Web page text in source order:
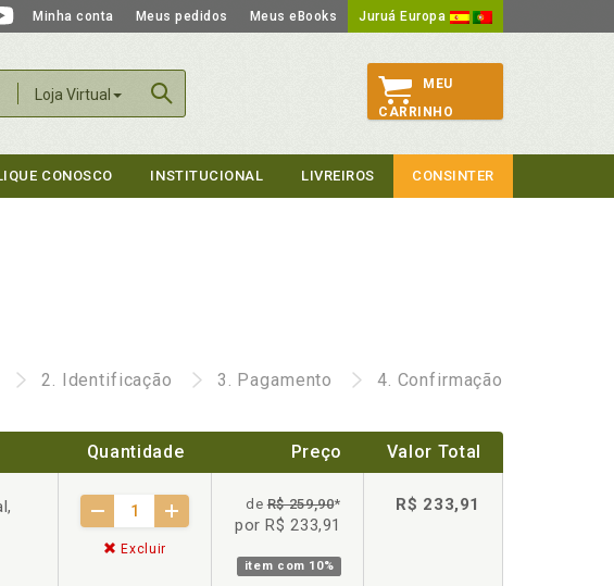
Minha conta Meus pedidos Meus eBooks Juruá Europa
Loja Virtual
MEU
CARRINHO
CONOSCO INSTITUCIONAL LIVREIROS CONSINTER
2. Identificação 3. Pagamento 4. Confirmação
Quantidade Preço Valor Total
Excluir
deR$ 259,90*
por R$ 233,91
item com 10%
R$ 233,91